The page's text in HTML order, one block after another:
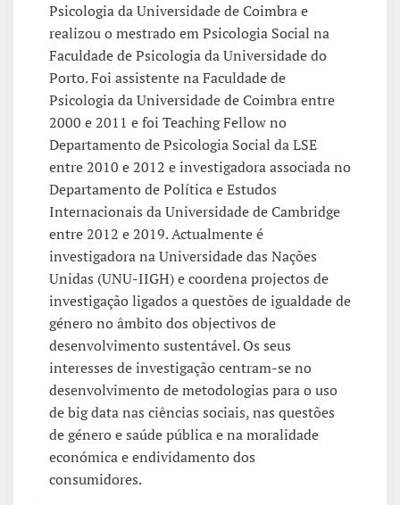
Psicologia da Universidade de Coimbra e
realizou o mestrado em Psicologia Social na
Faculdade de Psicologia da Universidade do
Porto. Foi assistente na Faculdade de
Psicologia da Universidade de Coimbra entre
2000 e 2011 e foi Teaching Fellow no
Departamento de Psicologia Social da LSE
entre 2010 e 2012 e investigadora associada no
Departamento de Política e Estudos
Internacionais da Universidade de Cambridge
entre 2012 e 2019. Actualmente é
investigadora na Universidade das Nações
Unidas (UNU-IIGH) e coordena projectos de
investigação ligados a questões de igualdade de
género no âmbito dos objectivos de
desenvolvimento sustentável. Os seus
interesses de investigação centram-se no
desenvolvimento de metodologias para o uso
de big data nas ciências sociais, nas questões
de género e saúde pública e na moralidade
económica e endividamento dos
consumidores.